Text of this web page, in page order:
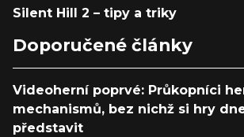
Silent Hill 2 – tipy a triky
Doporučené články
Videoherní poprvé: Průkopníci
mechanismů, bez nichž si hry
představit